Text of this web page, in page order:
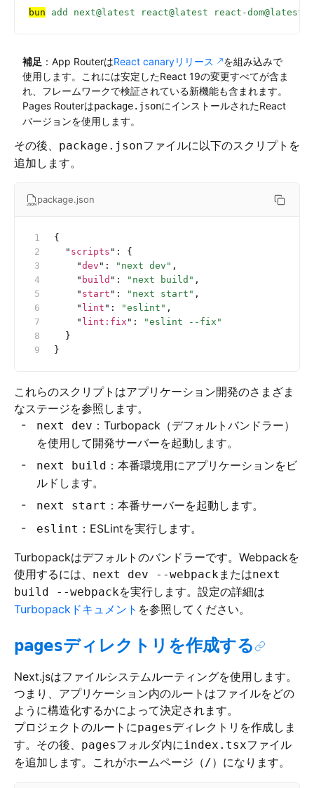
bun add next@latest react@latest react-dom@latest
補足 ：App RouterはReact canaryリリース
を組み込みで
使用します。これには安定したReact 19の変更すべてが含ま
れ、フレームワークで検証されている新機能も含まれます。
Pages Routerはpackage.jsonにインストールされたReact
バージョンを使用します。
その後、 package.jsonファイルに以下のスクリプトを
追加します。
package.json
{
  "
scripts " :
{
    "
dev " : "next dev" ,
    "
build " : "next build" ,
    "
start " : "next start" ,
    "
lint " : "eslint" ,
    "
lint:fix " :
"eslint --fix"
  }
}
これらのスクリプトはアプリケーション開発のさまざま
なステージを参照します。
next dev ：Turbopack（デフォルトバンドラー）
を使用して開発サーバーを起動します。
next build ：本番環境用にアプリケーションをビ
ルドします。
next start ：本番サーバーを起動します。
eslint ：ESLintを実行します。
Turbopackはデフォルトのバンドラーです。Webpackを
使用するには、 next dev --webpackまたはnext
build --webpackを実行します。設定の詳細は
Turbopackドキュメント を参照してください。
pagesディレクトリを作成する
Next.jsはファイルシステムルーティングを使用します。
つまり、アプリケーション内のルートはファイルをどの
ように構造化するかによって決定されます。
プロジェクトのルートにpagesディレクトリを作成しま
す。その後、 pagesフォルダ内にindex.tsxファイル
を追加します。これがホームページ（/）になります。